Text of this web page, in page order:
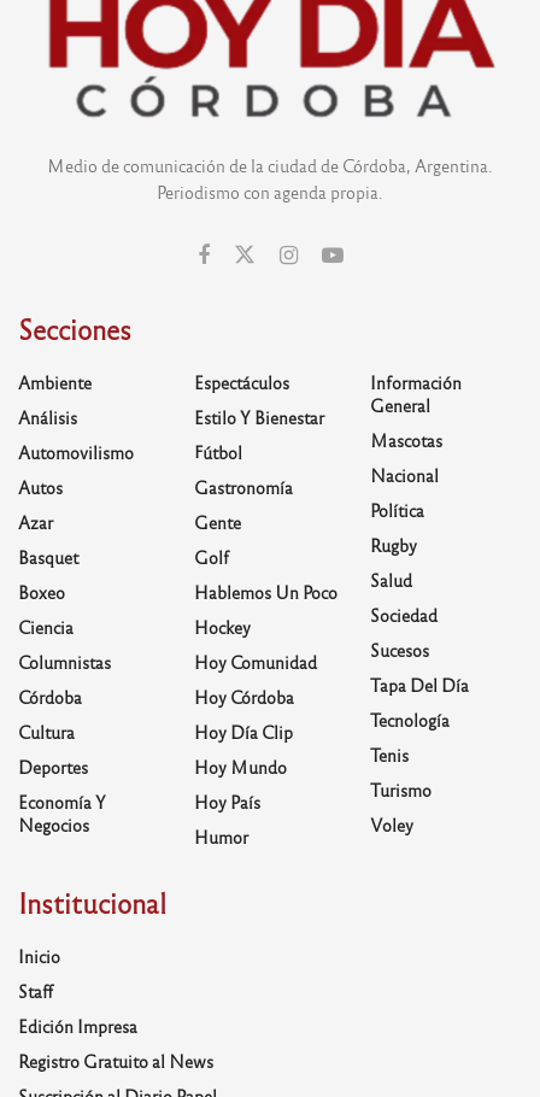
Medio de comunicación de la ciudad de Córdoba, Argentina.
Periodismo con agenda propia.
Secciones
Ambiente
Análisis
Automovilismo
Autos
Azar
Basquet
Boxeo
Ciencia
Columnistas
Córdoba
Cultura
Deportes
Economía Y
Negocios
Espectáculos
Estilo Y Bienestar
Fútbol
Gastronomía
Gente
Golf
Hablemos Un Poco
Hockey
Hoy Comunidad
Hoy Córdoba
Hoy Día Clip
Hoy Mundo
Hoy País
Humor
Información
General
Mascotas
Nacional
Política
Rugby
Salud
Sociedad
Sucesos
Tapa Del Día
Tecnología
Tenis
Turismo
Voley
Institucional
Inicio
Staff
Edición Impresa
Registro Gratuito al News